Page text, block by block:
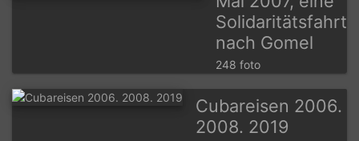
Solidaritätsfahrt
nach Gomel
248 foto
Cubareisen 2006.
2008. 2019